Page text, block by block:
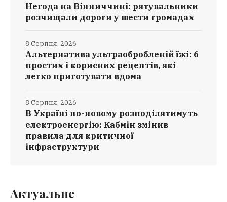
Негода на Вінниччині: рятувальники
розчищали дороги у шести громадах
Альтернатива ультраобробленій їжі: 6
простих і корисних рецептів, які
легко приготувати вдома
8 Серпня, 2026
В Україні по-новому розподілятимуть
електроенергію: Кабмін змінив
правила для критичної
інфраструктури
8 Серпня, 2026
Актуальне